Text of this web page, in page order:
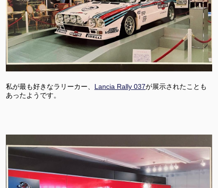
私が最も好きなラリーカー、 Lancia Rally 037が展示されたことも
あったようです。